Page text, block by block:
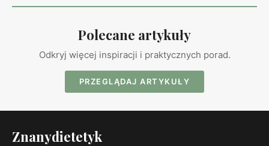
Polecane artykuły
Odkryj więcej inspiracji i praktycznych porad.
PRZEGLĄDAJ ARTYKUŁY
Znanydietetyk